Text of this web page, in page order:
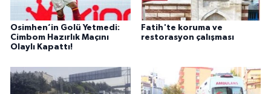
Osimhen’in Golü Yetmedi:
Cimbom Hazırlık Maçını
Olaylı Kapattı!
Fatih'te koruma ve
restorasyon çalışması